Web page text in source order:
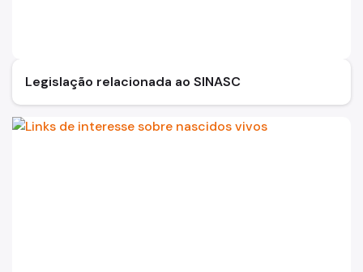
Legislação relacionada ao SINASC